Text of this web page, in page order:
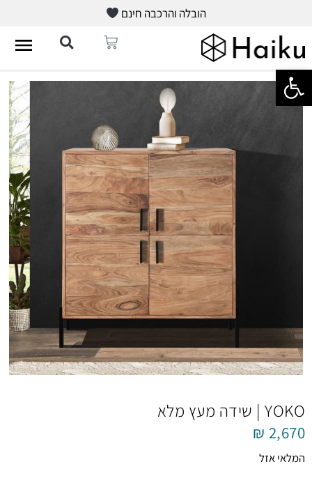
פתח סרגל נגישות
הובלה והרכבה חינם
YOKO | שידה מעץ מלא
₪ 2,670
המלאי אזל